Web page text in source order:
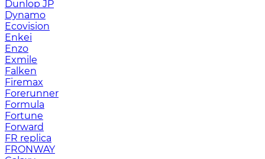
Dunlop JP
Dynamo
Ecovision
Enkei
Enzo
Exmile
Falken
Firemax
Forerunner
Formula
Fortune
Forward
FR replica
FRONWAY